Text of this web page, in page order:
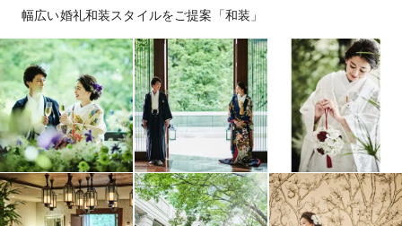
幅広い婚礼和装スタイルをご提案「和装」